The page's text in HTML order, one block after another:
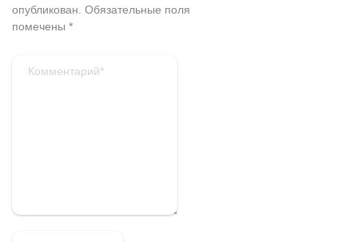
опубликован. Обязательные поля
помечены *